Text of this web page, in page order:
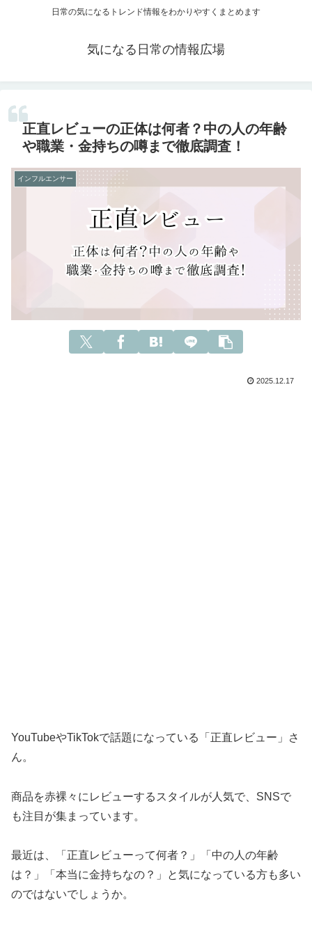
日常の気になるトレンド情報をわかりやすくまとめます
気になる日常の情報広場
正直レビューの正体は何者？中の人の年齢
や職業・金持ちの噂まで徹底調査！
インフルエンサー
2025.12.17
YouTubeやTikTokで話題になっている「正直レビュー」さ
ん。
商品を赤裸々にレビューするスタイルが人気で、SNSで
も注目が集まっています。
最近は、「正直レビューって何者？」「中の人の年齢
は？」「本当に金持ちなの？」と気になっている方も多い
のではないでしょうか。